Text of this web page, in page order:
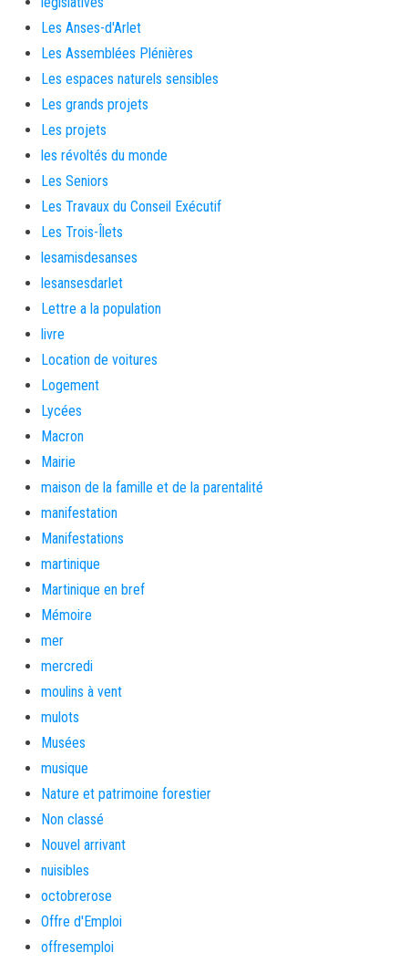
Les Anses-d'Arlet
Les Assemblées Plénières
Les espaces naturels sensibles
Les grands projets
Les projets
les révoltés du monde
Les Seniors
Les Travaux du Conseil Exécutif
Les Trois-Îlets
lesamisdesanses
lesansesdarlet
Lettre a la population
livre
Location de voitures
Logement
Lycées
Macron
Mairie
maison de la famille et de la parentalité
manifestation
Manifestations
martinique
Martinique en bref
Mémoire
mer
mercredi
moulins à vent
mulots
Musées
musique
Nature et patrimoine forestier
Non classé
Nouvel arrivant
nuisibles
octobrerose
Offre d'Emploi
offresemploi